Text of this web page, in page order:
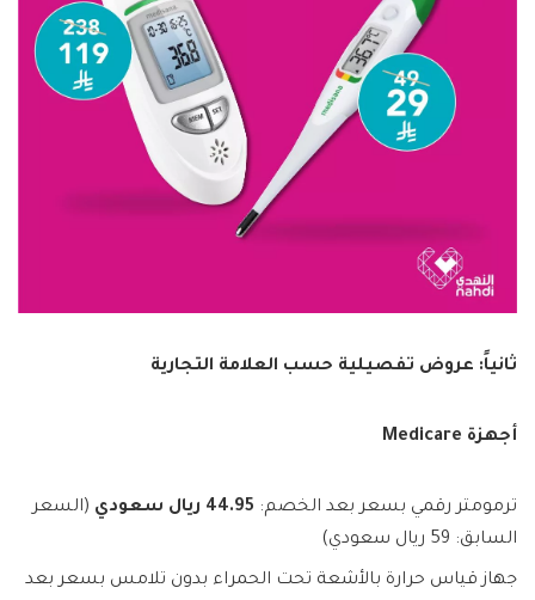
ثانياً: عروض تفصيلية حسب العلامة التجارية
أجهزة Medicare
ترمومتر رقمي بسعر بعد الخصم: 44.95 ريال سعودي
(السعر
السابق: 59 ريال سعودي)
جهاز قياس حرارة بالأشعة تحت الحمراء بدون تلامس بسعر بعد